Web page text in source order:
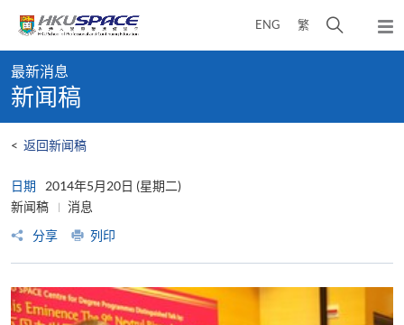
content
ENG 繁
开
弹
出
content
start
最新消息
新闻稿
< 返回新闻稿
日期
2014年5月20日 (星期二)
新闻稿
消息
分享
列印